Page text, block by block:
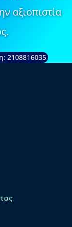
αξιοπιστία
2108816035